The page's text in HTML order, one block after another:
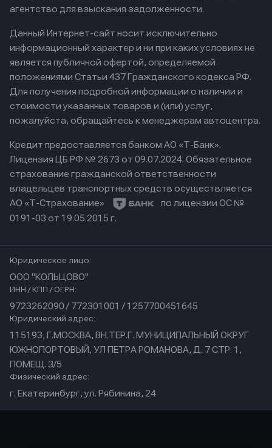
агентство для взыскания задолженности.
Данный Интернет-сайт носит исключительно
информационный характер и ни при каких условиях не
является публичной офертой, определяемой
положениями Статьи 437 Гражданского кодекса РФ.
Для получения подробной информации о наличии и
стоимости указанных товаров и (или) услуг,
пожалуйста, обращайтесь к менеджерам автоцентра.
Кредит предоставляется банком АО «Т-Банк».
Лицензия ЦБ РФ № 2673 от 09.07.2024. Обязательное
страхование гражданской ответственности
владельцев транспортных средств осуществляется
АО «Т-Страхование»
по лицензии ОС №
0191-03 от 19.05.2015 г.
Юридическое лицо:
ООО "КОЛЬЦОВО"
ИНН / КПП / ОГРН:
9723262090 / 772301001 / 1257700451645
Юридический адрес:
115193, Г.МОСКВА, ВН.ТЕР.Г. МУНИЦИПАЛЬНЫЙ ОКРУГ
ЮЖНОПОРТОВЫЙ, УЛ ПЕТРА РОМАНОВА, Д. 7 СТР. 1,
ПОМЕЩ. 3/5
Физический адрес:
г. Екатеринбург, ул. Рябинина, 24